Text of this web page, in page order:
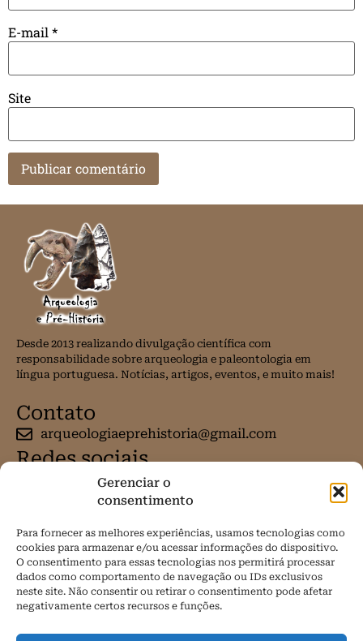
Gerenciar o
consentimento
Para fornecer as melhores experiências, usamos tecnologias como
cookies para armazenar e/ou acessar informações do dispositivo.
O consentimento para essas tecnologias nos permitirá processar
dados como comportamento de navegação ou IDs exclusivos
neste site. Não consentir ou retirar o consentimento pode afetar
negativamente certos recursos e funções.
E-mail *
Site
Desde 2013 realizando divulgação científica com
responsabilidade sobre arqueologia e paleontologia em
língua portuguesa. Notícias, artigos, eventos, e muito mais!
Contato
arqueologiaeprehistoria@gmail.com
Redes sociais